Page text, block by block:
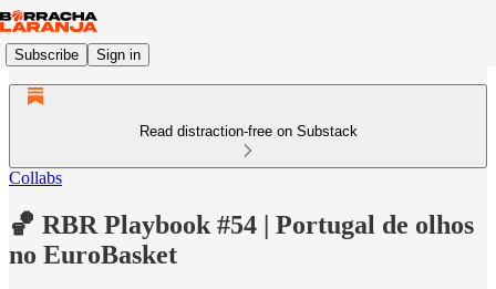
Subscribe Sign in
Read distraction-free on Substack
Collabs
🏀 RBR Playbook #54 | Portugal de olhos
no EuroBasket